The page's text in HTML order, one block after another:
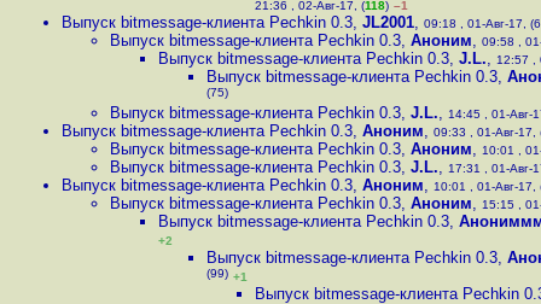
21:36 , 02-Авг-17, (118) –1
Выпуск bitmessage-клиента Pechkin 0.3, JL2001, 09:18 , 01-Авг-17,
Выпуск bitmessage-клиента Pechkin 0.3, Аноним, 09:58 ,
Выпуск bitmessage-клиента Pechkin 0.3, J.L., 12:57 ,
Выпуск bitmessage-клиента Pechkin 0.3,
(75)
Выпуск bitmessage-клиента Pechkin 0.3, J.L., 14:45 , 01-Авг-
Выпуск bitmessage-клиента Pechkin 0.3, Аноним, 09:33 , 01-Авг-17,
Выпуск bitmessage-клиента Pechkin 0.3, Аноним, 10:01 ,
Выпуск bitmessage-клиента Pechkin 0.3, J.L., 17:31 , 01-Авг-
Выпуск bitmessage-клиента Pechkin 0.3, Аноним, 10:01 , 01-Авг-17,
Выпуск bitmessage-клиента Pechkin 0.3, Аноним, 15:15 ,
Выпуск bitmessage-клиента Pechkin 0.3,
+2
Выпуск bitmessage-клиента Pechkin 0.3,
(99) +1
Выпуск bitmessage-клиента Pechkin